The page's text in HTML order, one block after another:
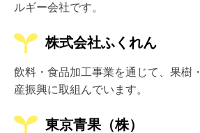
ルギー会社です。
株式会社ふくれん
飲料・食品加工事業を通じて、果樹
産振興に取組んでいます。
東京青果（株）